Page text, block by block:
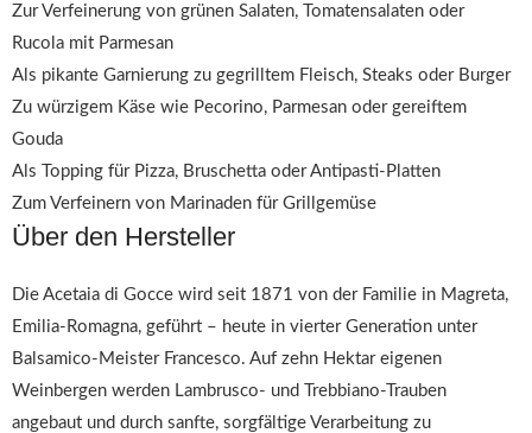
Zur Verfeinerung von grünen Salaten, Tomatensalaten oder
Rucola mit Parmesan
Als pikante Garnierung zu gegrilltem Fleisch, Steaks oder Burger
Zu würzigem Käse wie Pecorino, Parmesan oder gereiftem
Gouda
Als Topping für Pizza, Bruschetta oder Antipasti-Platten
Zum Verfeinern von Marinaden für Grillgemüse
Über den Hersteller
Die Acetaia di Gocce wird seit 1871 von der Familie in Magreta,
Emilia-Romagna, geführt – heute in vierter Generation unter
Balsamico-Meister Francesco. Auf zehn Hektar eigenen
Weinbergen werden Lambrusco- und Trebbiano-Trauben
angebaut und durch sanfte, sorgfältige Verarbeitung zu